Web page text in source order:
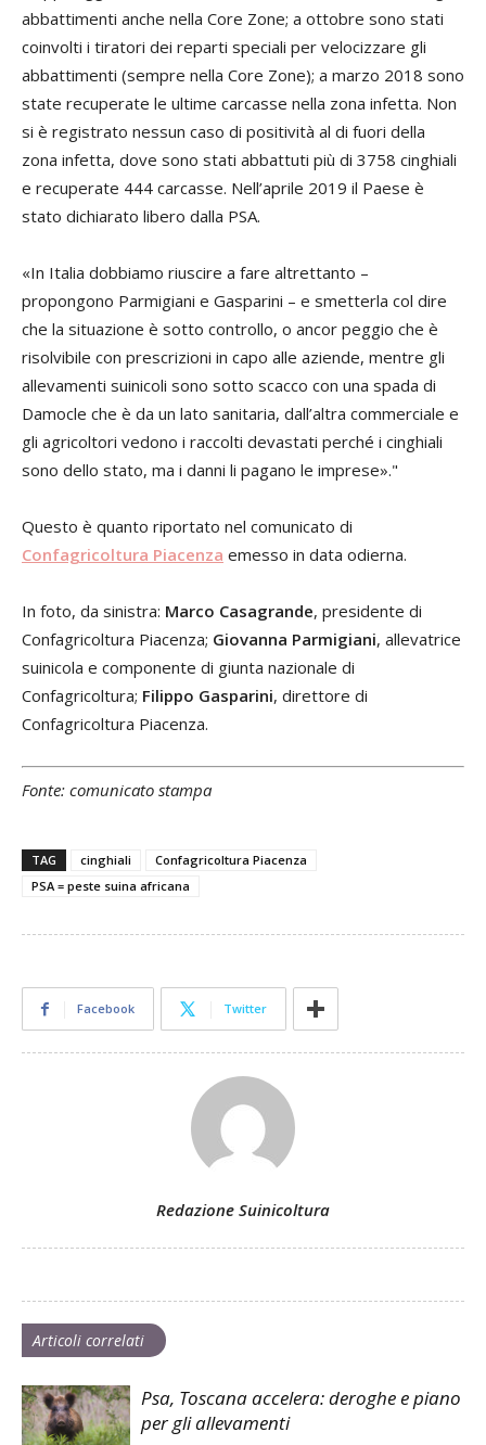
abbattimenti anche nella Core Zone; a ottobre sono stati
coinvolti i tiratori dei reparti speciali per velocizzare gli
abbattimenti (sempre nella Core Zone); a marzo 2018 sono
state recuperate le ultime carcasse nella zona infetta. Non
si è registrato nessun caso di positività al di fuori della
zona infetta, dove sono stati abbattuti più di 3758 cinghiali
e recuperate 444 carcasse. Nell’aprile 2019 il Paese è
stato dichiarato libero dalla PSA.
«In Italia dobbiamo riuscire a fare altrettanto –
propongono Parmigiani e Gasparini – e smetterla col dire
che la situazione è sotto controllo, o ancor peggio che è
risolvibile con prescrizioni in capo alle aziende, mentre gli
allevamenti suinicoli sono sotto scacco con una spada di
Damocle che è da un lato sanitaria, dall’altra commerciale e
gli agricoltori vedono i raccolti devastati perché i cinghiali
sono dello stato, ma i danni li pagano le imprese»."
Questo è quanto riportato nel comunicato di
Confagricoltura Piacenza emesso in data odierna.
In foto, da sinistra: Marco Casagrande, presidente di
Confagricoltura Piacenza; Giovanna Parmigiani, allevatrice
suinicola e componente di giunta nazionale di
Confagricoltura; Filippo Gasparini, direttore di
Confagricoltura Piacenza.
Fonte: comunicato stampa
TAG cinghiali
Confagricoltura Piacenza
PSA = peste suina africana
Facebook Twitter
Redazione Suinicoltura
Articoli correlati
Psa, Toscana accelera: deroghe e piano
per gli allevamenti